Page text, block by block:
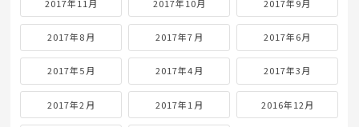
2017年11月 2017年10月 2017年9月
2017年8月 2017年7月 2017年6月
2017年5月 2017年4月 2017年3月
2017年2月 2017年1月 2016年12月